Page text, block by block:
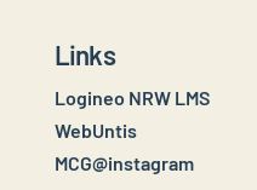
Links
Logineo NRW LMS
WebUntis
MCG@instagram